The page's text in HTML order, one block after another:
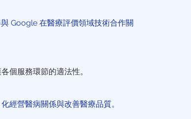
Google 在醫療評價領域技術合作關
個服務環節的適法性。
經營醫病關係與改善醫療品質。